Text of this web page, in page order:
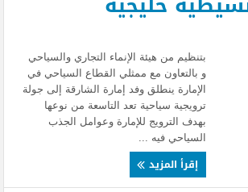
بتنظيم من هيئة الإنماء التجاري والسياحي
و بالتعاون مع ممثلي القطاع السياحي في
الإمارة ينطلق وفد إمارة الشارقة إلى جولة
ترويجية سياحية تعد التاسعة من نوعها
بهدف الترويج للإمارة وعوامل الجذب
السياحي فيه ...
إقرأ المزيد